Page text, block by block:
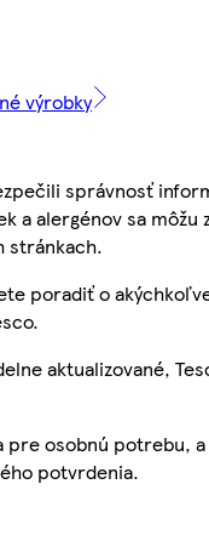
výrobky
správnosť
a alergénov sa
stránkach.
poradiť o
aktualizované,
osobnú potrebu,
potvrdenia.